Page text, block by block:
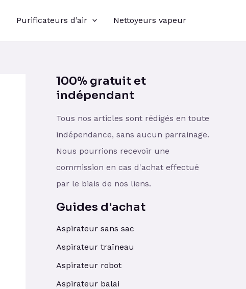
Purificateurs d’air Nettoyeurs vapeur
100% gratuit et
indépendant
Tous nos articles sont rédigés en toute
indépendance, sans aucun parrainage.
Nous pourrions recevoir une
commission en cas d'achat effectué
par le biais de nos liens.
Guides d'achat
Aspirateur sans sac
Aspirateur traîneau
Aspirateur robot
Aspirateur balai